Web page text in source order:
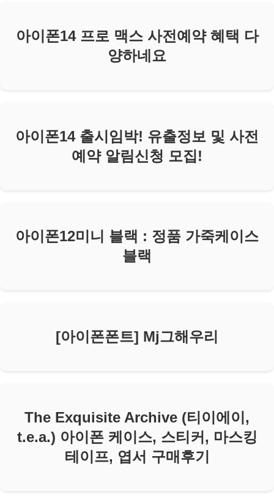
아이폰14 프로 맥스 사전예약 혜택 다
양하네요
아이폰14 출시임박! 유출정보 및 사전
예약 알림신청 모집!
아이폰12미니 블랙 : 정품 가죽케이스
블랙
[아이폰폰트] Mj그해우리
The Exquisite Archive (티이에이,
t.e.a.) 아이폰 케이스, 스티커, 마스킹
테이프, 엽서 구매후기